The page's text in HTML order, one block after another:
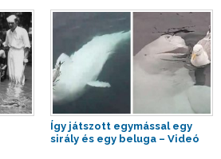
Így játszott egymással egy
sirály és egy beluga – Videó